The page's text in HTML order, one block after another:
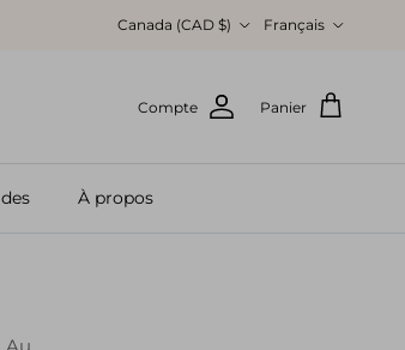
Canada (CAD $) Français
Compte Panier
À propos